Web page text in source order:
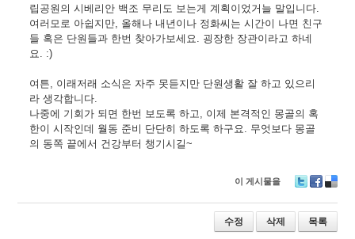
립공원의 시베리안 백조 무리도 보는게 계획이었거늘 말입니다.
여러모로 아쉽지만, 올해나 내년이나 정화씨는 시간이 나면 친구
들 혹은 단원들과 한번 찾아가보세요. 굉장한 장관이라고 하네
요. :)
여튼, 이래저래 소식은 자주 못듣지만 단원생활 잘 하고 있으리
라 생각합니다.
나중에 기회가 되면 한번 보도록 하고, 이제 본격적인 몽골의 혹
한이 시작인데 월동 준비 단단히 하도록 하구요. 무엇보다 몽골
의 동쪽 끝에서 건강부터 챙기시길~
이 게시물을
wi
er
ac
e
b
eli
ci
o
수정 삭제 목록